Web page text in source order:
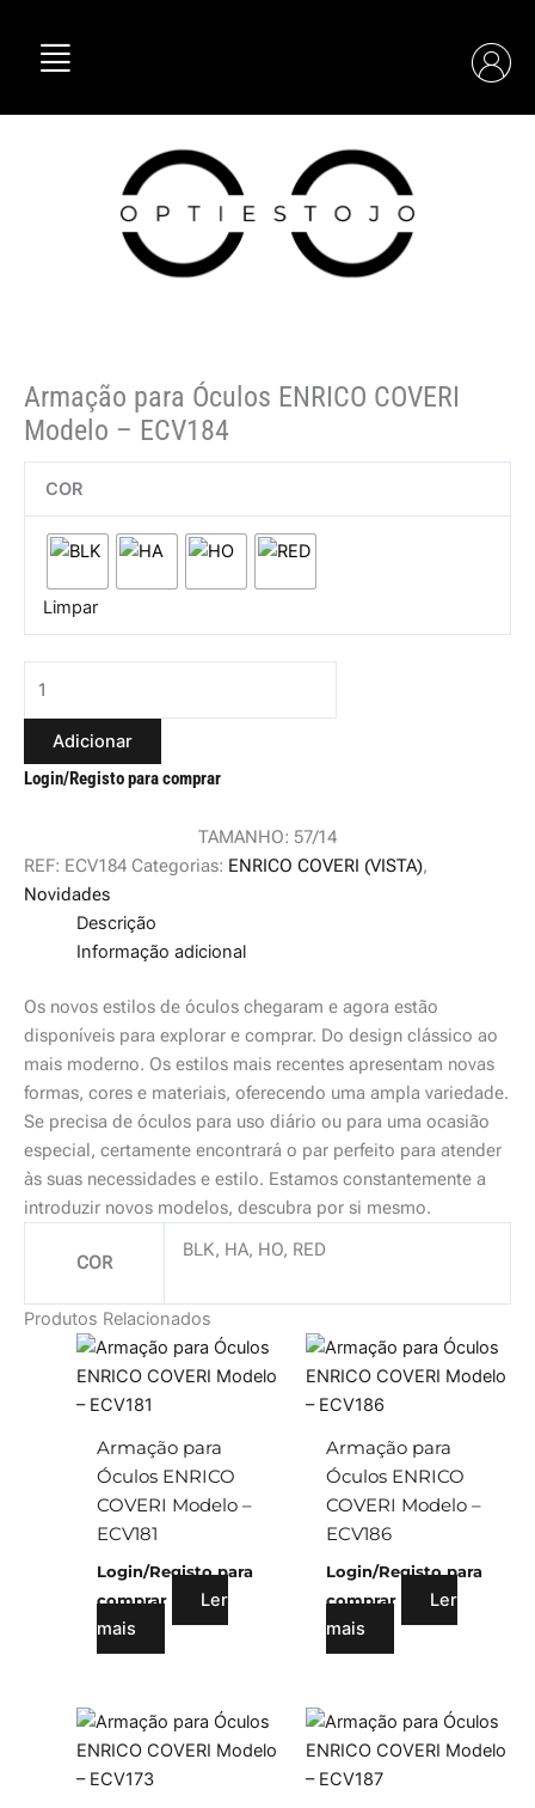
content
Armação para Óculos ENRICO COVERI
Modelo – ECV184
COR
Limpar
de
Armação
Adicionar
Login/Registo para comprar
TAMANHO: 57/14
REF: ECV184 Categorias: ENRICO COVERI (VISTA),
Novidades
Descrição
Informação adicional
Os novos estilos de óculos chegaram e agora estão
disponíveis para explorar e comprar. Do design clássico ao
mais moderno. Os estilos mais recentes apresentam novas
formas, cores e materiais, oferecendo uma ampla variedade.
Se precisa de óculos para uso diário ou para uma ocasião
especial, certamente encontrará o par perfeito para atender
às suas necessidades e estilo. Estamos constantemente a
introduzir novos modelos, descubra por si mesmo.
COR
BLK, HA, HO, RED
Produtos Relacionados
Armação para
Óculos ENRICO
COVERI Modelo –
ECV181
Login/Registo para
comprar
Ler
mais
Armação para
Óculos ENRICO
COVERI Modelo –
ECV186
Login/Registo para
comprar
Ler
mais